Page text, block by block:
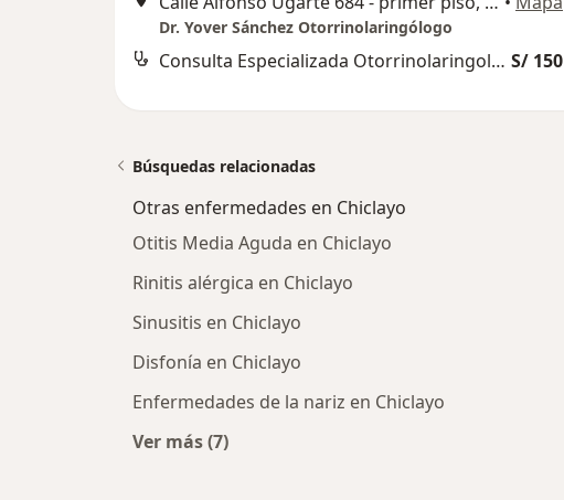
Dr. Yover Sánchez Otorrinolaringólogo
Consulta Especializada Otorrinolaringológica S/ 150
Búsquedas relacionadas
Otras enfermedades en Chiclayo
Otitis Media Aguda en Chiclayo
Rinitis alérgica en Chiclayo
Sinusitis en Chiclayo
Disfonía en Chiclayo
Enfermedades de la nariz en Chiclayo
Ver más (7)